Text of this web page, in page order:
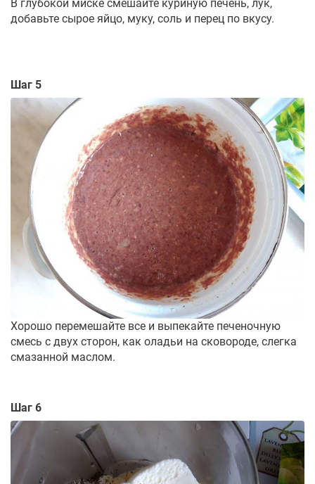
В глубокой миске смешайте куриную печень, лук,
добавьте сырое яйцо, муку, соль и перец по вкусу.
Шаг 5
Хорошо перемешайте все и выпекайте печеночную
смесь с двух сторон, как оладьи на сковороде, слегка
смазанной маслом.
Шаг 6